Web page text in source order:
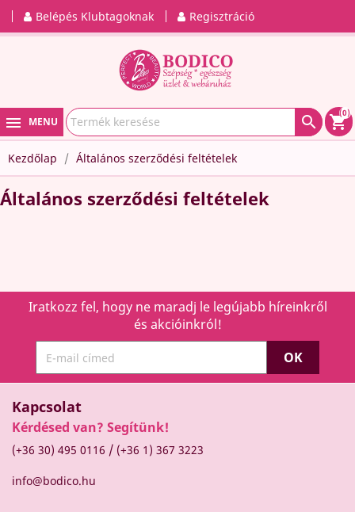
Belépés Klubtagoknak Regisztráció
MENU  shopping_cart
(0)
Kezdőlap Általános szerződési feltételek
Általános szerződési feltételek
Iratkozz fel, hogy ne maradj le legújabb híreinkről
és akcióinkról!
Kapcsolat
Kérdésed van? Segítünk!
(+36 30) 495 0116 / (+36 1) 367 3223
info@bodico.hu